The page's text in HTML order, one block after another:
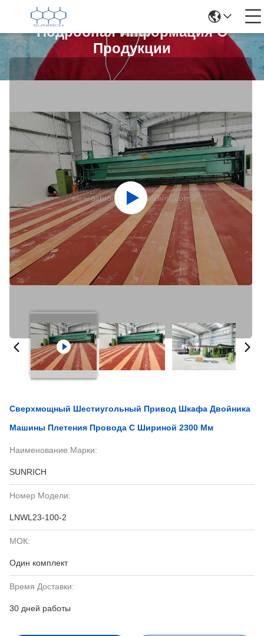
Подробная Информация О
Продукции
Сверхмощный Шестиугольный Привод Шкафа Двойника
Машины Плетения Провода С Шириной 2300 Мм
Наименование Марки:
SUNRICH
Номер Модели:
LNWL23-100-2
МОК:
Один комплект
Время Доставки:
30 дней работы